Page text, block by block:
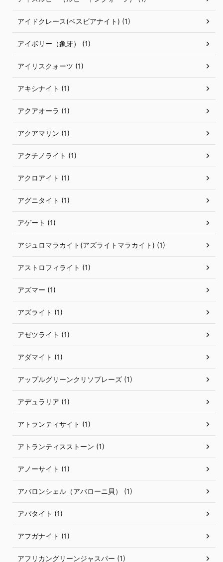
アイドクレース(ベスビアナイト) (1)
アイボリー（象牙） (1)
アイリスクォーツ (1)
アキシナイト (1)
アクアオーラ (1)
アクアマリン (1)
アクチノライト (1)
アクロアイト (1)
アグニタイト (1)
アゲート (1)
アジュロマラカイト(アズライトマラカイト) (1)
アストロフィライト (1)
アズマー (1)
アズライト (1)
アゼツライト (1)
アダマイト (1)
アップルグリーンクリソプレーズ (1)
アデュラリア (1)
アトランティサイト (1)
アトランティスストーン (1)
アノーサイト (1)
アバロンシェル（アバローニ貝） (1)
アパタイト (1)
アフガナイト (1)
アフリカングリーンジャスパー (1)